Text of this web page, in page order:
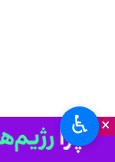
×
♿︎